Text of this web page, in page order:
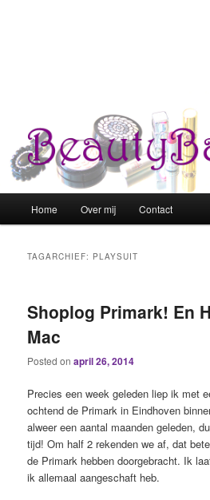
Spring naar de primaire inhoud
Spring naar de secundaire inhoud
Home Over mij Contact
TAGARCHIEF: PLAYSUIT
Shoplog Primark! En
Mac
Posted onapril 26, 2014
Precies een week geleden liep ik met
ochtend de Primark in Eindhoven
alweer een aantal maanden geleden,
tijd! Om half 2 rekenden we af, dat
de Primark hebben doorgebracht. Ik
ik allemaal aangeschaft heb.